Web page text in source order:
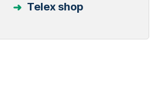
Telex shop